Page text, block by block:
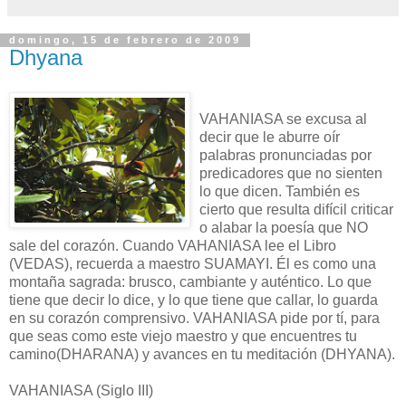
domingo, 15 de febrero de 2009
Dhyana
VAHANIASA se excusa al
decir que le aburre oír
palabras pronunciadas por
predicadores que no sienten
lo que dicen. También es
cierto que resulta difícil criticar
o alabar la poesía que NO
sale del corazón. Cuando VAHANIASA lee el Libro
(VEDAS), recuerda a maestro SUAMAYI. Él es como una
montaña sagrada: brusco, cambiante y auténtico. Lo que
tiene que decir lo dice, y lo que tiene que callar, lo guarda
en su corazón comprensivo. VAHANIASA pide por tí, para
que seas como este viejo maestro y que encuentres tu
camino(DHARANA) y avances en tu meditación (DHYANA).
VAHANIASA (Siglo III)